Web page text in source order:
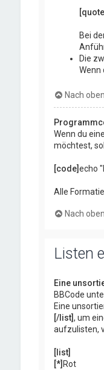
Bei
Die
Wenn
Nach oben
Wenn du
möchtest,
[code]echo
Alle
Nach oben
Listen
Eine
BBCode
Eine
[/list], um
aufzulisten,
[list]
[*] Rot